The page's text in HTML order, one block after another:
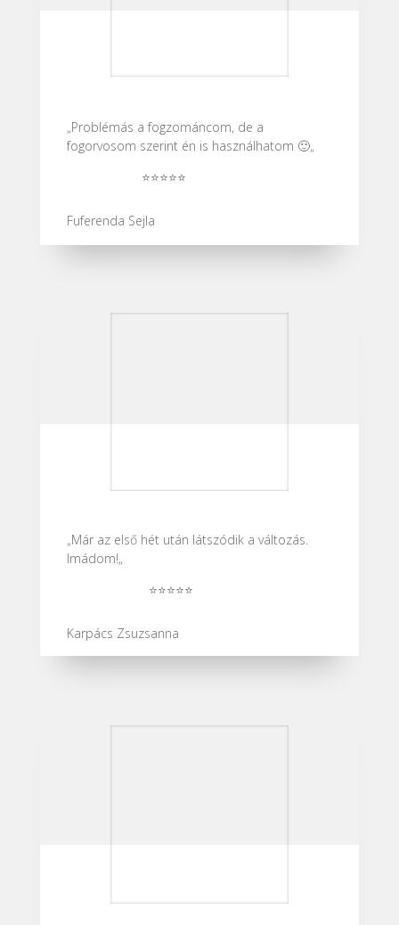
„Problémás a fogzománcom, de a
fogorvosom szerint én is használhatom 🙂„
⭐⭐⭐⭐⭐
Fuferenda Sejla
„Már az első hét után látszódik a változás.
Imádom!„
⭐⭐⭐⭐⭐
Karpács Zsuzsanna